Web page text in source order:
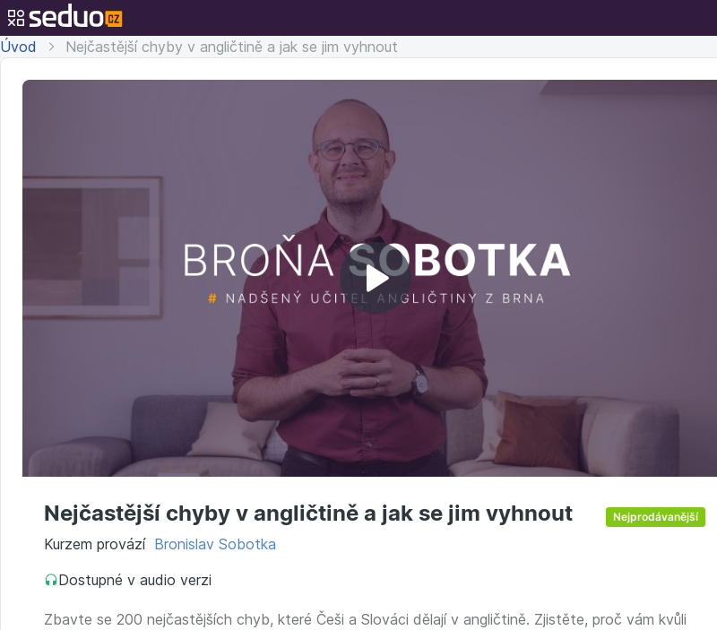
Úvod Nejčastější chyby v angličtině a jak se jim vyhnout
Přehrát
video
Nejčastější chyby v angličtině a jak se jim vyhnout Nejprodávanější
Kurzem provází Bronislav Sobotka
Dostupné v audio verzi
Zbavte se 200 nejčastějších chyb, které Češi a Slováci dělají v angličtině. Zjistěte, proč vám kvůli